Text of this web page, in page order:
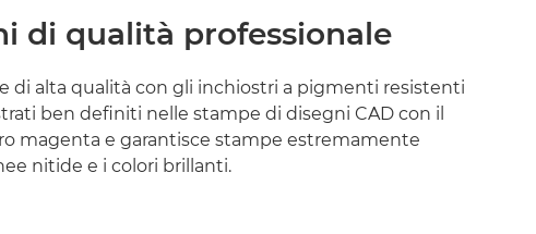
di qualità professionale
di alta qualità con gli inchiostri a pigmenti resistenti
ben definiti nelle stampe di disegni CAD con il
magenta e garantisce stampe estremamente
nitide e i colori brillanti.